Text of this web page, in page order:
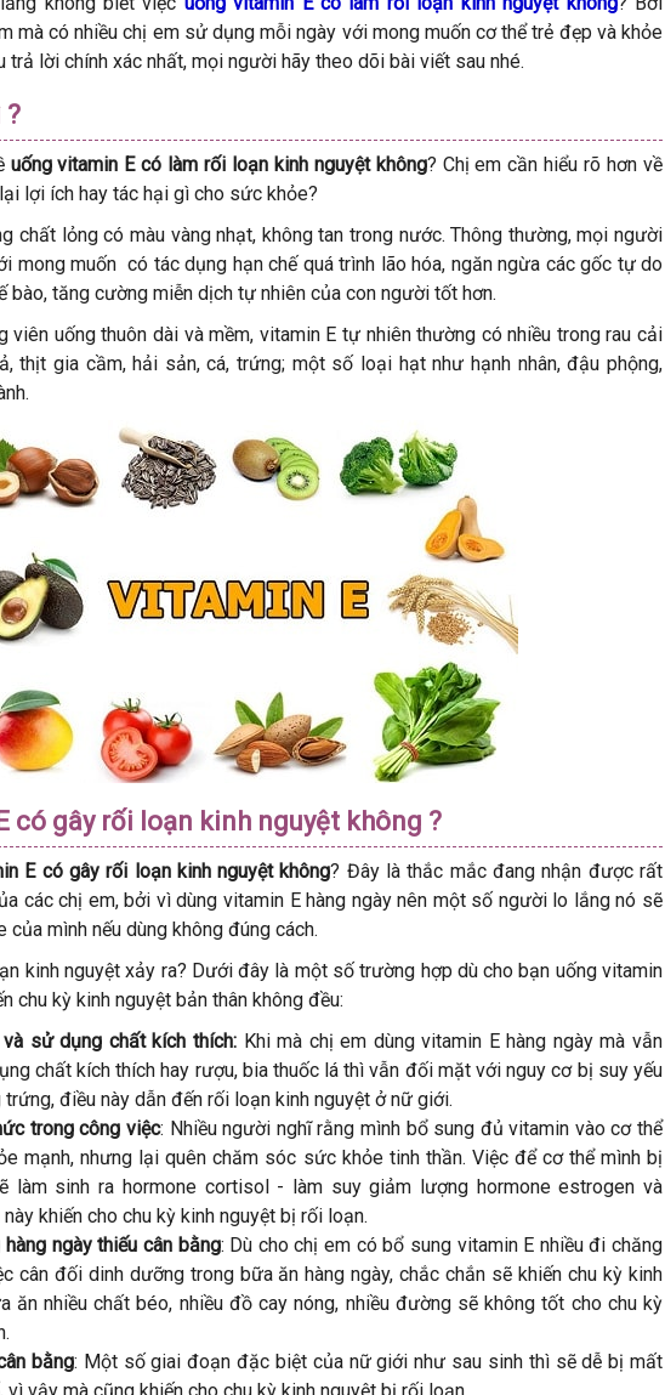
mà có nhiều chị em sử dụng mỗi ngày với mong muốn cơ thể trẻ đẹp và khỏe
trả lời chính xác nhất, mọi người hãy theo dõi bài viết sau nhé.
?
uống vitamin E có làm rối loạn kinh nguyệt không? Chị em cần hiểu rõ hơn về
lợi ích hay tác hại gì cho sức khỏe?
chất lỏng có màu vàng nhạt, không tan trong nước. Thông thường, mọi người
mong muốn có tác dụng hạn chế quá trình lão hóa, ngăn ngừa các gốc tự do
bào, tăng cường miễn dịch tự nhiên của con người tốt hơn.
viên uống thuôn dài và mềm, vitamin E tự nhiên thường có nhiều trong rau cải
thịt gia cầm, hải sản, cá, trứng; một số loại hạt như hạnh nhân, đậu phộng,
có gây rối loạn kinh nguyệt không ?
E có gây rối loạn kinh nguyệt không? Đây là thắc mắc đang nhận được rất
các chị em, bởi vì dùng vitamin E hàng ngày nên một số người lo lắng nó sẽ
mình nếu dùng không đúng cách.
kinh nguyệt xảy ra? Dưới đây là một số trường hợp dù cho bạn uống vitamin
chu kỳ kinh nguyệt bản thân không đều:
và sử dụng chất kích thích:Khi mà chị em dùng vitamin E hàng ngày mà vẫn
chất kích thích hay rượu, bia thuốc lá thì vẫn đối mặt với nguy cơ bị suy yếu
trứng, điều này dẫn đến rối loạn kinh nguyệt ở nữ giới.
trong công việc: Nhiều người nghĩ rằng mình bổ sung đủ vitamin vào cơ thể
mạnh, nhưng lại quên chăm sóc sức khỏe tinh thần. Việc để cơ thể mình bị
làm sinh ra hormone cortisol - làm suy giảm lượng hormone estrogen và
khiến cho chu kỳ kinh nguyệt bị rối loạn.
ngày thiếu cân bằng: Dù cho chị em có bổ sung vitamin E nhiều đi chăng
cân đối dinh dưỡng trong bữa ăn hàng ngày, chắc chắn sẽ khiến chu kỳ kinh
ăn nhiều chất béo, nhiều đồ cay nóng, nhiều đường sẽ không tốt cho chu kỳ
bằng: Một số giai đoạn đặc biệt của nữ giới như sau sinh thì sẽ dễ bị mất